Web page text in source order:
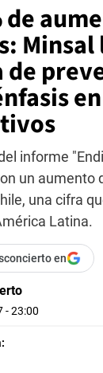
de
Minsal
de
en
informe
un aumento
una cifra
Latina.
en
- 23:00